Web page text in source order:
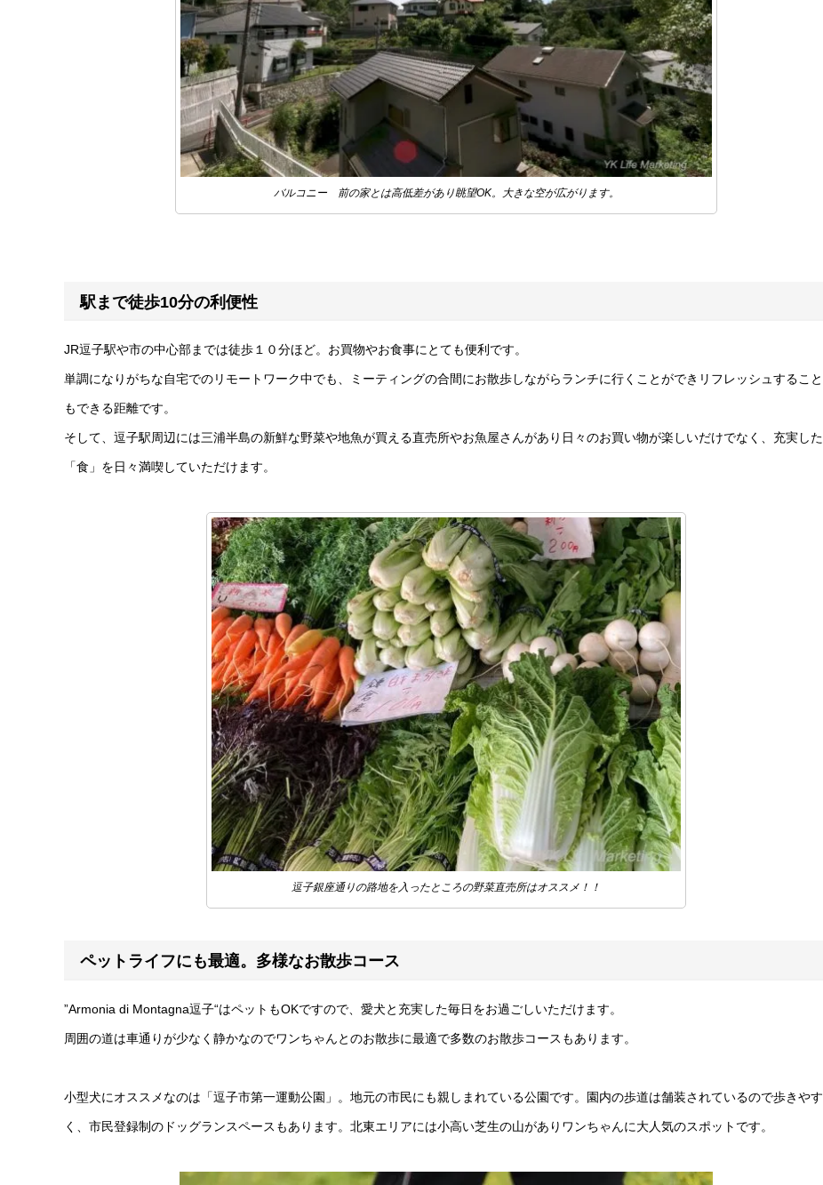
バルコニー 前の家とは高低差があり眺望OK。大きな空が広がります。
駅まで徒歩10分の利便性
JR逗子駅や市の中心部までは徒歩１０分ほど。お買物やお食事にとても便利です。
単調になりがちな自宅でのリモートワーク中でも、ミーティングの合間にお散歩しながらランチに行くことができリフレッシュすること
もできる距離です。
そして、逗子駅周辺には三浦半島の新鮮な野菜や地魚が買える直売所やお魚屋さんがあり日々のお買い物が楽しいだけでなく、充実した
「食」を日々満喫していただけます。
逗子銀座通りの路地を入ったところの野菜直売所はオススメ！！
ペットライフにも最適。多様なお散歩コース
”Armonia di Montagna逗子“はペットもOKですので、愛犬と充実した毎日をお過ごしいただけます。
周囲の道は車通りが少なく静かなのでワンちゃんとのお散歩に最適で多数のお散歩コースもあります。
小型犬にオススメなのは「逗子市第一運動公園」。地元の市民にも親しまれている公園です。園内の歩道は舗装されているので歩きやす
く、市民登録制のドッグランスペースもあります。北東エリアには小高い芝生の山がありワンちゃんに大人気のスポットです。